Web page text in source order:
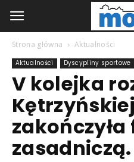
Strona główna Aktualności
Aktualności Dyscypliny sportowe
V kolejka
zakończyła
zasadniczą.